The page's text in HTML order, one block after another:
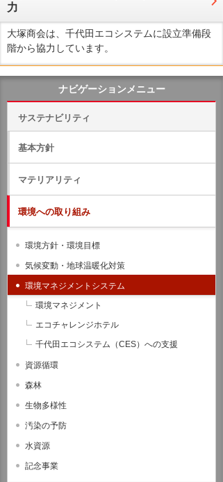
力
大塚商会は、千代田エコシステムに設立準備段
階から協力しています。
ナビゲーションメニュー
サステナビリティ
基本方針
マテリアリティ
環境への取り組み
環境方針・環境目標
気候変動・地球温暖化対策
環境マネジメントシステム
環境マネジメント
エコチャレンジホテル
千代田エコシステム（CES）への支援
資源循環
森林
生物多様性
汚染の予防
水資源
記念事業